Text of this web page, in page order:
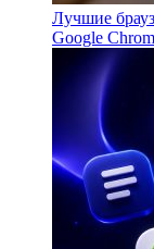
Лучшие
Google